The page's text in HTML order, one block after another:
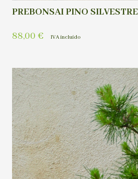
PREBONSAI PINO SILVESTRE
88,00 € IVA incluído